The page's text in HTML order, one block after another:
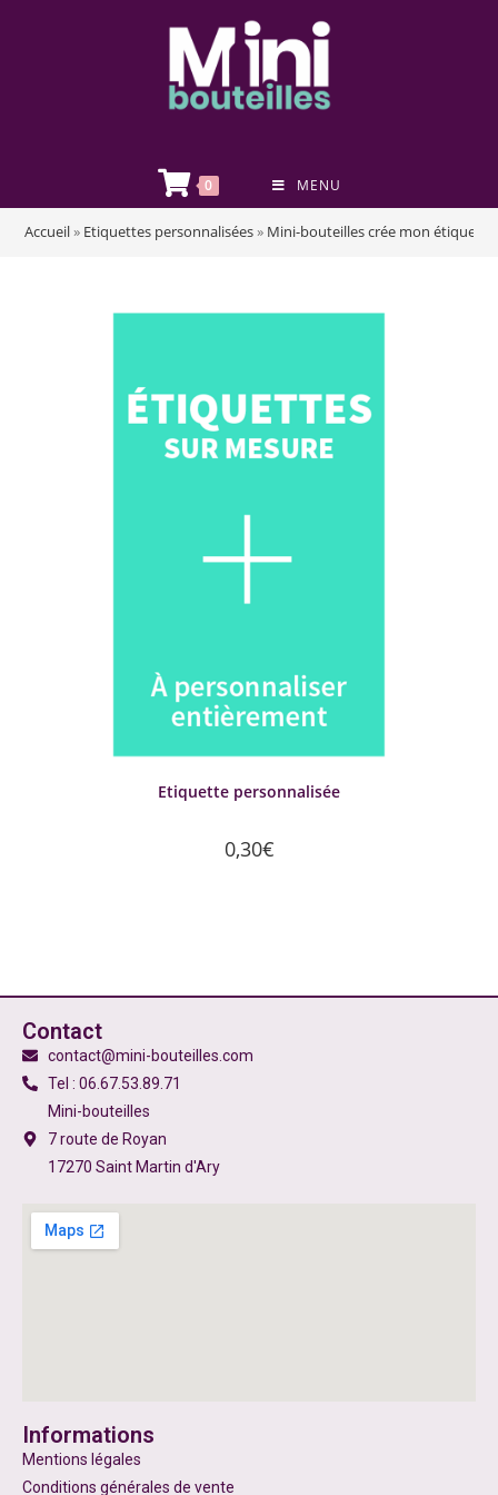
0 MENU
Accueil» Etiquettes personnalisées» Mini-bouteilles crée mon
Etiquette personnalisée
0,30€
Contact
contact@mini-bouteilles.com
Tel : 06.67.53.89.71
Mini-bouteilles
7 route de Royan
17270 Saint Martin d'Ary
Informations
Mentions légales
Conditions générales de vente